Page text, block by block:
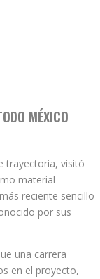
MÉXICO
trayectoria, visitó
material
reciente sencillo
por sus
una carrera
en el proyecto,